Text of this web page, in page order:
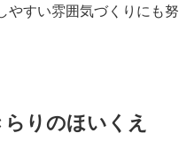
やすい雰囲気づくりにも努
りのほいくえ